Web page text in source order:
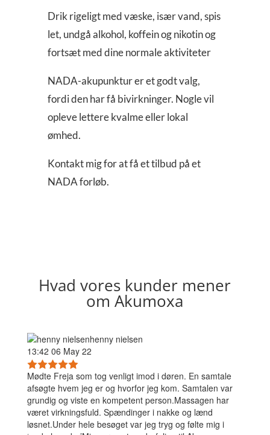
Drik rigeligt med væske, især vand, spis
let, undgå alkohol, koffein og nikotin og
fortsæt med dine normale aktiviteter
NADA-akupunktur er et godt valg,
fordi den har få bivirkninger. Nogle vil
opleve lettere kvalme eller lokal
ømhed.
Kontakt mig for at få et tilbud på et
NADA forløb.
Hvad vores kunder mener
om Akumoxa
henny nielsen
13:42 06 May 22
Mødte Freja som tog venligt imod i døren. En samtale
afsøgte hvem jeg er og hvorfor jeg kom. Samtalen var
grundig og viste en kompetent person.Massagen har
været virkningsfuld. Spændinger i nakke og lænd
løsnet.Under hele besøget var jeg tryg og følte mig i